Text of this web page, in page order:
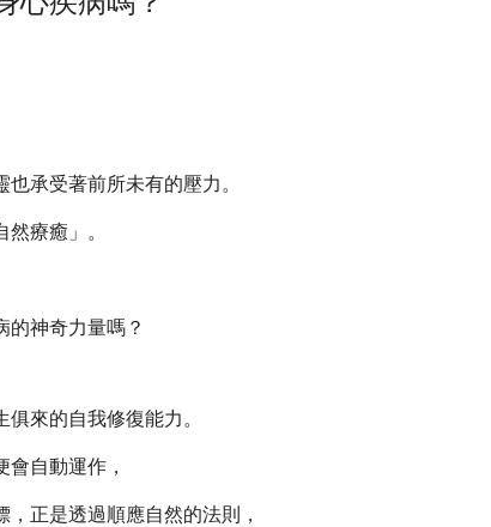
承受著前所未有的壓力。
療癒」。
的神奇力量嗎？
來的自我修復能力。
自動運作，
正是透過順應自然的法則，